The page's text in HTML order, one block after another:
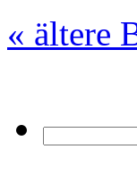
« ältere